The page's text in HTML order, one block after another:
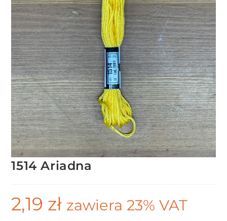
1514 Ariadna
2,19 zł zawiera 23% VAT